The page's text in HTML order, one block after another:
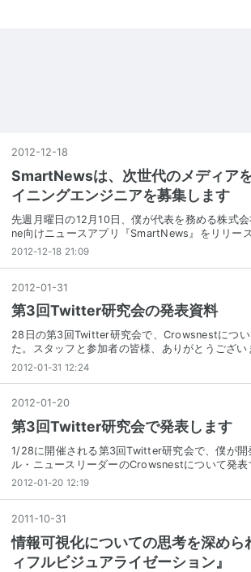
2012-12-18
SmartNewsは、次世代のメディア
イニングエンジニアを募集します
先週月曜日の12月10日、僕が代表を務める株式
ne向けニュースアプリ『SmartNews』をリリー
2012-12-18 21:09
2012-01-31
第3回Twitter研究会の発表資料
28日の第3回Twitter研究会で、Crowsnestについ
た。スタッフと参加者の皆様、ありがとうござ
2012-01-31 12:24
2012-01 -20
第3回Twitter研究会で発表します
1/28に開催される第3回Twitter研究会で、僕が開
ル・ニュースリーダーのCrowsnestについて発
2012-01-20 12:19
2011 -10-31
情報可視化についての思考を深めら
ィフルビジュアライゼーション』